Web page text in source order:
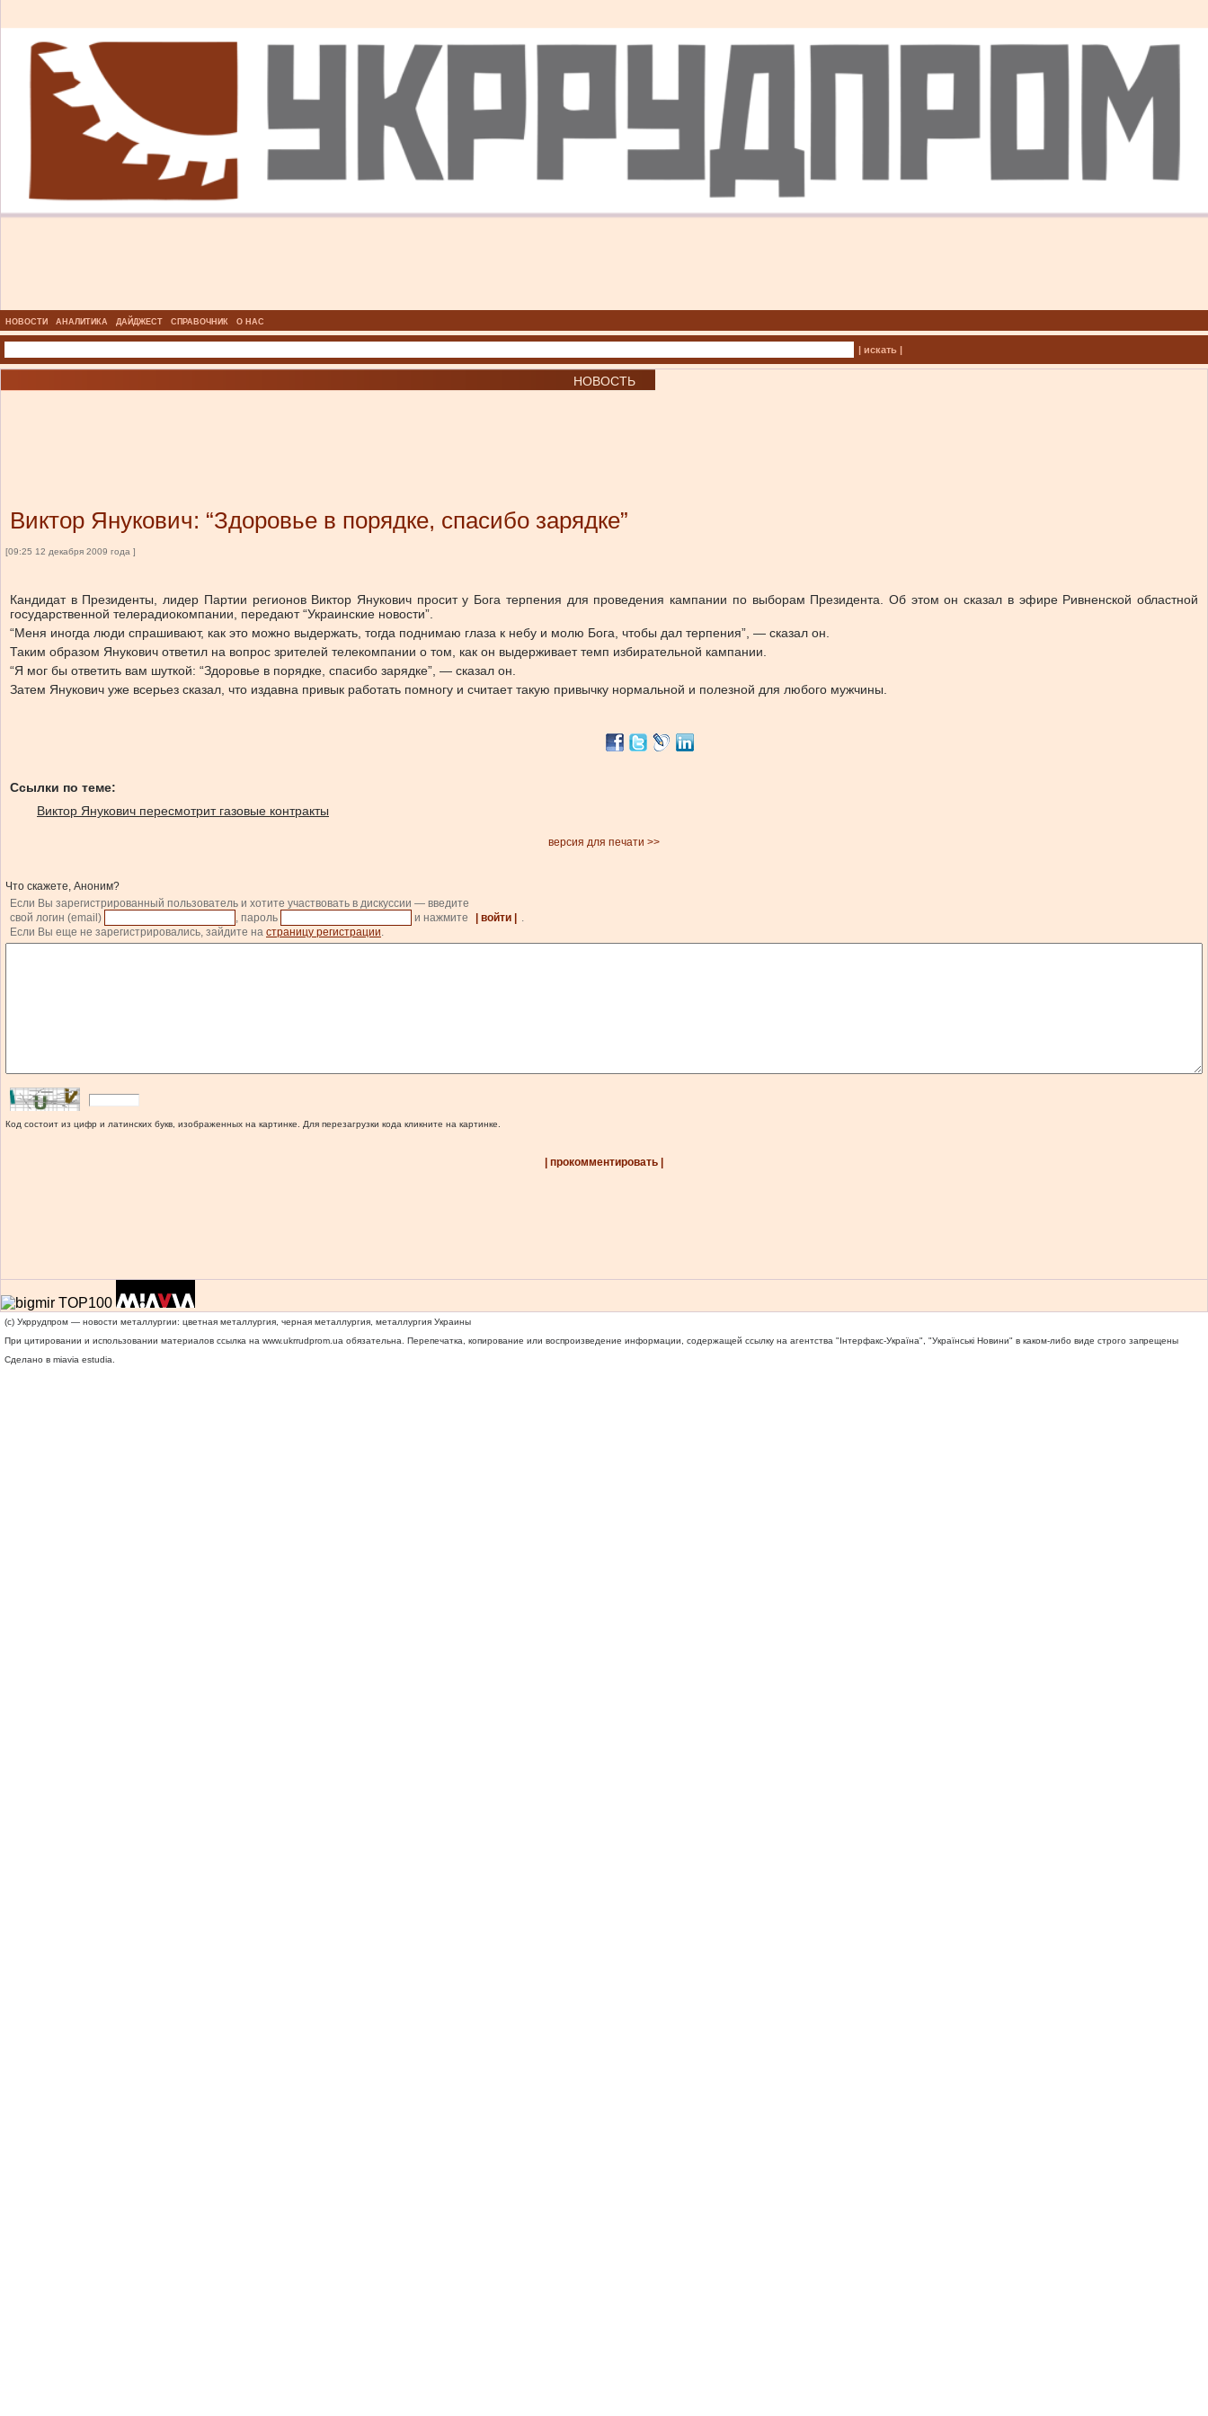
НОВОСТИ АНАЛИТИКА ДАЙДЖЕСТ СПРАВОЧНИК О НАС
| искать |
НОВОСТЬ
Виктор Янукович: “Здоровье в порядке, спасибо зарядке”
[09:25 12 декабря 2009 года ]
Кандидат в Президенты, лидер Партии регионов Виктор Янукович просит у Бога терпения для проведения кампании по выборам Президента. Об этом он сказал в эфире Ривненской областной
государственной телерадиокомпании, передают “Украинские новости”.
“Меня иногда люди спрашивают, как это можно выдержать, тогда поднимаю глаза к небу и молю Бога, чтобы дал терпения”, — сказал он.
Таким образом Янукович ответил на вопрос зрителей телекомпании о том, как он выдерживает темп избирательной кампании.
“Я мог бы ответить вам шуткой: “Здоровье в порядке, спасибо зарядке”, — сказал он.
Затем Янукович уже всерьез сказал, что издавна привык работать помногу и считает такую привычку нормальной и полезной для любого мужчины.
Ссылки по теме:
Виктор Янукович пересмотрит газовые контракты
версия для печати >>
Что скажете, Аноним?
Если Вы зарегистрированный пользователь и хотите участвовать в дискуссии — введите
свой логин (email)
, пароль и нажмите | войти |
.
Если Вы еще не зарегистрировались, зайдите на страницу регистрации.
Код состоит из цифр и латинских букв, изображенных на картинке. Для перезагрузки кода кликните на картинке.
| прокомментировать |
(c) Укррудпром — новости металлургии: цветная металлургия, черная металлургия, металлургия Украины
При цитировании и использовании материалов ссылка на www.ukrrudprom.ua обязательна. Перепечатка, копирование или воспроизведение информации, содержащей ссылку на агентства "Iнтерфакс-Україна", "Українськi Новини" в каком-либо виде строго запрещены
Сделано в miavia estudia.